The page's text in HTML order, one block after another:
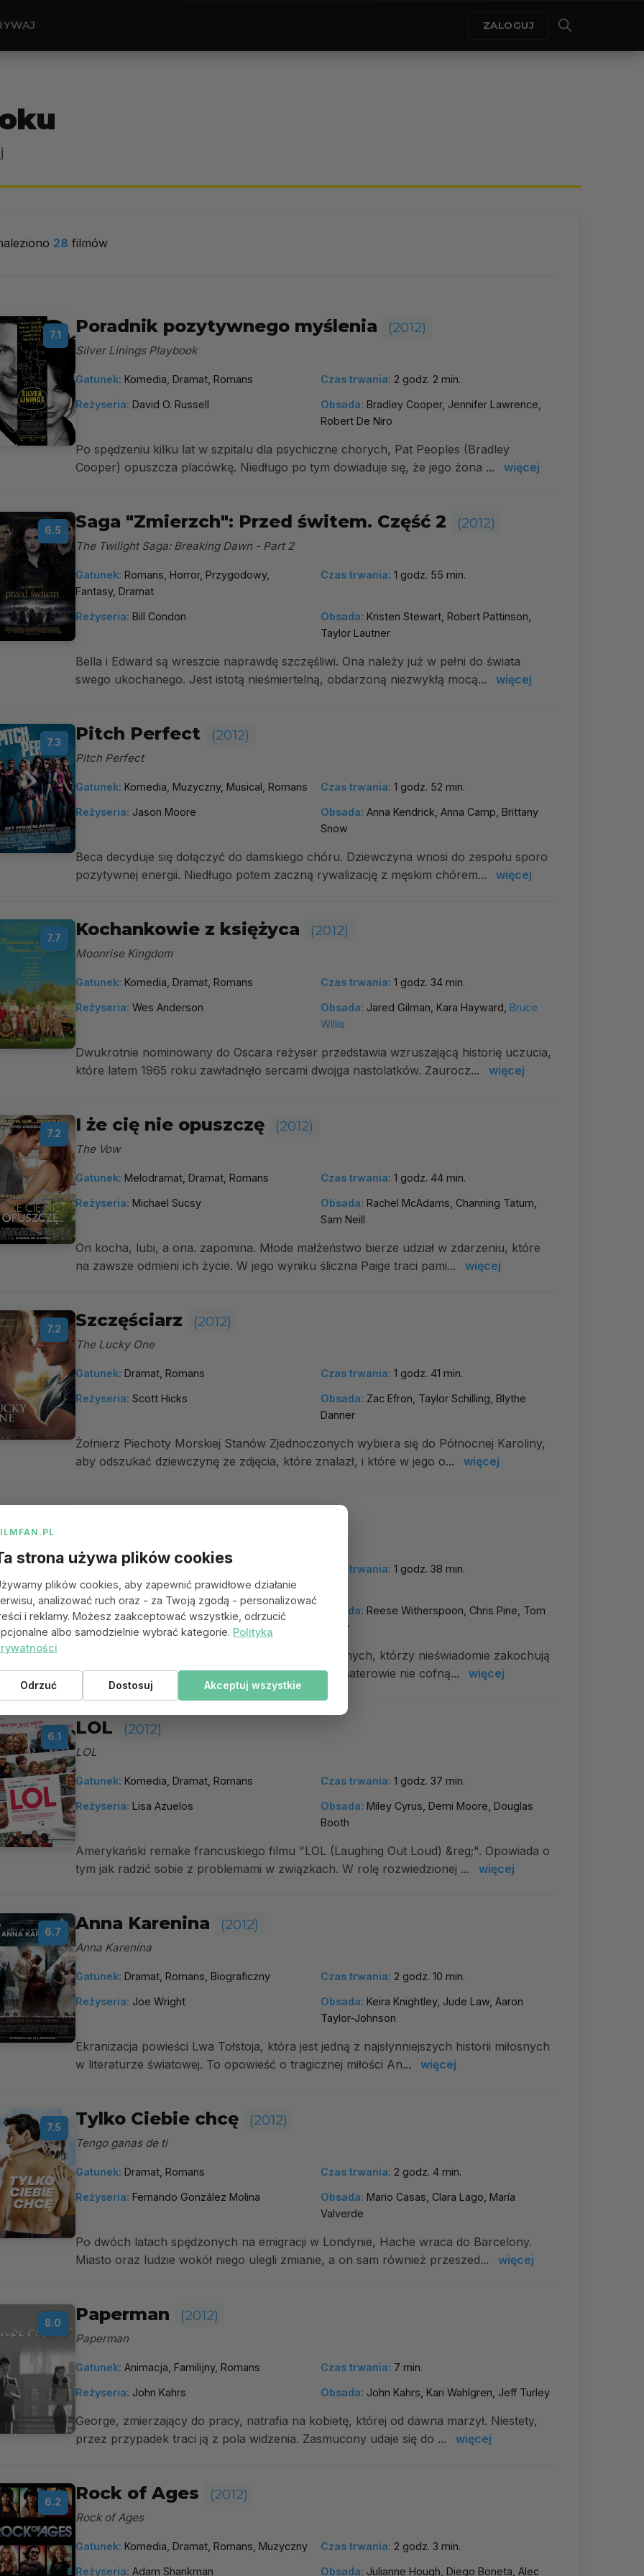
ZALOGUJ
28 filmów
7.1 Poradnik pozytywnego myślenia (2012)
Silver Linings Playbook
Gatunek: Komedia, Dramat, Romans Czas trwania: 2 godz. 2 min.
Reżyseria: David O. Russell Obsada: Bradley Cooper, Jennifer Lawrence,
Robert De Niro
Po spędzeniu kilku lat w szpitalu dla psychiczne chorych, Pat Peoples (Bradley
Cooper) opuszcza placówkę. Niedługo po tym dowiaduje się, że jego żona ...
więcej
6.5 Saga "Zmierzch": Przed świtem. Część 2 (2012)
The Twilight Saga: Breaking Dawn - Part 2
Gatunek: Romans, Horror, Przygodowy,
Fantasy, Dramat
Czas trwania: 1 godz. 55 min.
Reżyseria: Bill Condon Obsada: Kristen Stewart, Robert Pattinson,
Taylor Lautner
Bella i Edward są wreszcie naprawdę szczęśliwi. Ona należy już w pełni do świata
swego ukochanego. Jest istotą nieśmiertelną, obdarzoną niezwykłą mocą...
więcej
7.3 Pitch Perfect (2012)
Pitch Perfect
Gatunek: Komedia, Muzyczny, Musical, Romans Czas trwania: 1 godz. 52 min.
Reżyseria: Jason Moore Obsada: Anna Kendrick, Anna Camp, Brittany
Snow
Beca decyduje się dołączyć do damskiego chóru. Dziewczyna wnosi do zespołu sporo
pozytywnej energii. Niedługo potem zaczną rywalizację z męskim chórem...
więcej
7.7 Kochankowie z księżyca (2012)
Moonrise Kingdom
Gatunek: Komedia, Dramat, Romans Czas trwania: 1 godz. 34 min.
Reżyseria: Wes Anderson Obsada: Jared Gilman, Kara Hayward, Bruce
Willis
Dwukrotnie nominowany do Oscara reżyser przedstawia wzruszającą historię uczucia,
które latem 1965 roku zawładnęło sercami dwojga nastolatków. Zaurocz...
więcej
7.2 I że cię nie opuszczę (2012)
The Vow
Gatunek: Melodramat, Dramat, Romans Czas trwania: 1 godz. 44 min.
Reżyseria: Michael Sucsy Obsada: Rachel McAdams, Channing Tatum,
Sam Neill
On kocha, lubi, a ona. zapomina. Młode małżeństwo bierze udział w zdarzeniu, które
na zawsze odmieni ich życie. W jego wyniku śliczna Paige traci pami...
więcej
7.2 Szczęściarz (2012)
The Lucky One
Gatunek: Dramat, Romans Czas trwania: 1 godz. 41 min.
Reżyseria: Scott Hicks Obsada: Zac Efron, Taylor Schilling, Blythe
Danner
Żołnierz Piechoty Morskiej Stanów Zjednoczonych wybiera się do Północnej Karoliny,
aby odszukać dziewczynę ze zdjęcia, które znalazł, i które w jego o...
więcej
Gatunek:
Komedia romantyczna, Akcja,
Komedia, Romans
Czas trwania: 1 godz. 38 min.
Reżyseria: McG Obsada: Reese Witherspoon, Chris Pine, Tom
Hardy
Chris Pine i Tom Hardy w rolach agentów specjalnych, którzy nieświadomie zakochują
się w tej samej kobiecie (Reese Witherspoon). Bohaterowie nie cofną...
więcej
6.1 LOL (2012)
LOL
Gatunek: Komedia, Dramat, Romans Czas trwania: 1 godz. 37 min.
Reżyseria: Lisa Azuelos Obsada: Miley Cyrus, Demi Moore, Douglas
Booth
Amerykański remake francuskiego filmu "LOL (Laughing Out Loud) &reg;". Opowiada o
tym jak radzić sobie z problemami w związkach. W rolę rozwiedzionej ...
więcej
6.7 Anna Karenina (2012)
Anna Karenina
Gatunek: Dramat, Romans, Biograficzny Czas trwania: 2 godz. 10 min.
Reżyseria: Joe Wright Obsada: Keira Knightley, Jude Law, Aaron
Taylor-Johnson
Ekranizacja powieści Lwa Tołstoja, która jest jedną z najsłynniejszych historii miłosnych
w literaturze światowej. To opowieść o tragicznej miłości An...
więcej
7.5 Tylko Ciebie chcę (2012)
Tengo ganas de ti
Gatunek: Dramat, Romans Czas trwania: 2 godz. 4 min.
Reżyseria: Fernando González Molina Obsada: Mario Casas, Clara Lago, María
Valverde
Po dwóch latach spędzonych na emigracji w Londynie, Hache wraca do Barcelony.
Miasto oraz ludzie wokół niego ulegli zmianie, a on sam również przeszed...
więcej
8.0 Paperman (2012)
Paperman
Gatunek: Animacja, Familijny, Romans Czas trwania: 7 min.
Reżyseria: John Kahrs Obsada: John Kahrs, Kari Wahlgren, Jeff Turley
George, zmierzający do pracy, natrafia na kobietę, której od dawna marzył. Niestety,
przez przypadek traci ją z pola widzenia. Zasmucony udaje się do ...
więcej
6.2 Rock of Ages (2012)
Rock of Ages
Gatunek: Komedia, Dramat, Romans, Muzyczny Czas trwania: 2 godz. 3 min.
Reżyseria: Adam Shankman Obsada: Julianne Hough, Diego Boneta, Alec
strona używa plików cookies
plików cookies, aby zapewnić prawidłowe działanie
analizować ruch oraz - za Twoją zgodą - personalizować
i reklamy. Możesz zaakceptować wszystkie, odrzucić
albo samodzielnie wybrać kategorie. Polityka
Odrzuć Dostosuj Akceptuj wszystkie